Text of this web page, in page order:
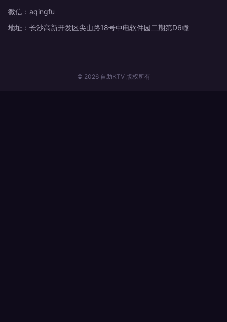
微信：aqingfu
地址：长沙高新开发区尖山路18号中电软件园二期第D6幢
© 2026 自助KTV 版权所有